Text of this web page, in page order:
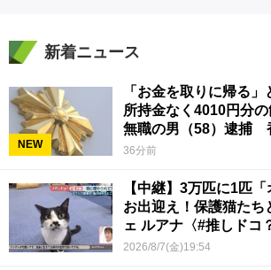
新着ニュース
NEW
「お金を取りに帰る
所持金なく4010円分
無職の男（58）逮捕
36分前
【中継】3万匹に1匹
お出迎え！保護猫たち
ェ ルアナ〈#推しドコ
2026/8/7(金)19:54